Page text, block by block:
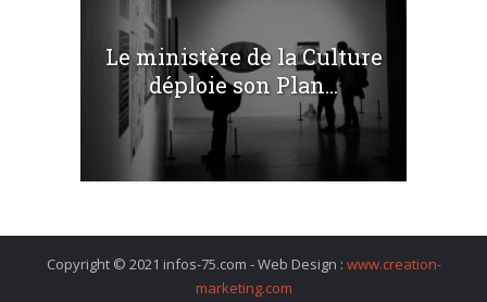
Le ministère de la Culture
déploie son Plan...
Copyright © 2021 infos-75.com - Web Design : www.creation-
marketing.com